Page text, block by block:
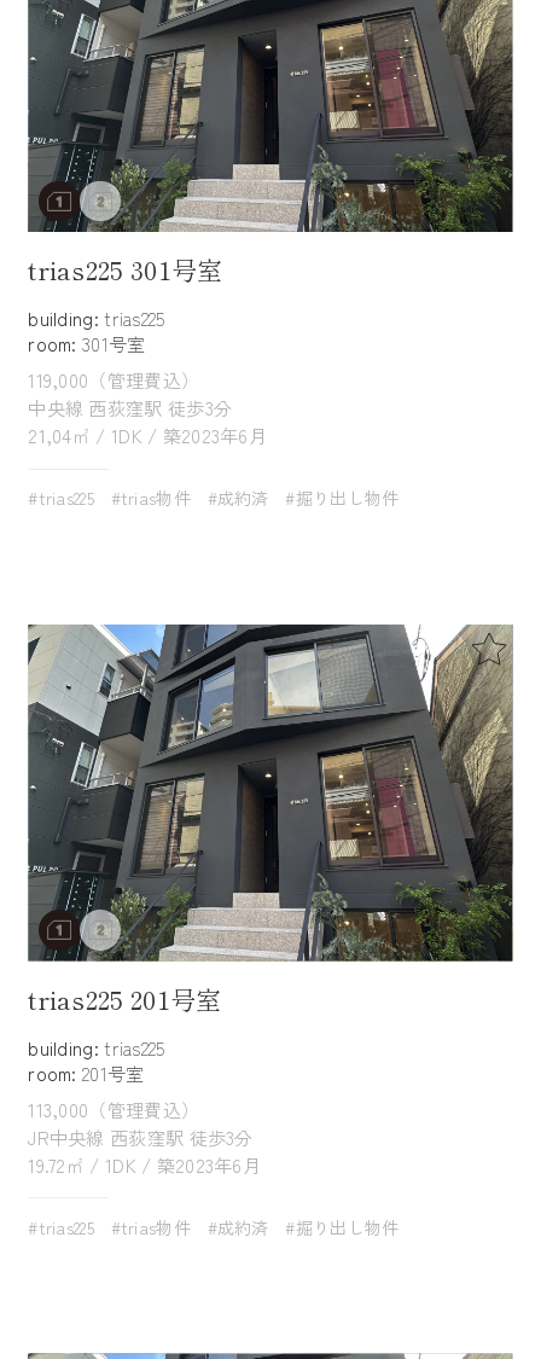
trias225 301号室
building: trias225
room: 301号室
119,000（管理費込）
中央線 西荻窪駅 徒歩3分
21,04㎡ / 1DK / 築2023年6月
#trias225 #trias物件 #成約済 #掘り出し物件
trias225 201号室
building: trias225
room: 201号室
113,000（管理費込）
JR中央線 西荻窪駅 徒歩3分
19.72㎡ / 1DK / 築2023年6月
#trias225 #trias物件 #成約済 #掘り出し物件